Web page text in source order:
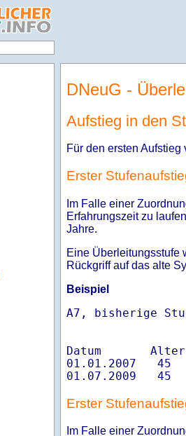
DNeuG -
Aufstieg in den
Für den ersten
Erster
Im Falle einer
Erfahrungszeit zu
Jahre.
Eine Überleitungsstufe
Rückgriff auf das alte
Beispiel
A7, bisherige
Datum
01.01.2007
Erster
Im Falle einer